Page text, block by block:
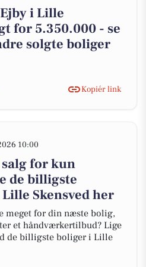
i Lille
for 5.350.000 - se
solgte boliger
Kopiér link
10:00
for kun
de billigste
Skensved her
meget for din næste bolig,
et håndværkertilbud? Lige
de billigste boliger i Lille